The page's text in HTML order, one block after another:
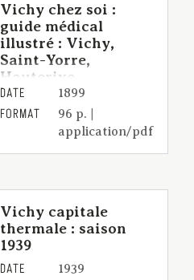
Vichy chez soi :
guide médical
illustré : Vichy,
Saint-Yorre,
Hauterive
DATE 1899
FORMAT
96 p. |
application/pdf
Vichy capitale
thermale : saison
1939
DATE 1939